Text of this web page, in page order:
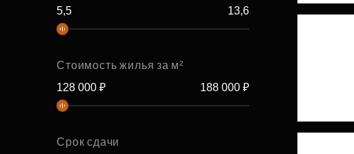
Стоимость жилья за м²
Срок сдачи